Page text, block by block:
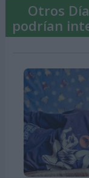
Otros
podrían